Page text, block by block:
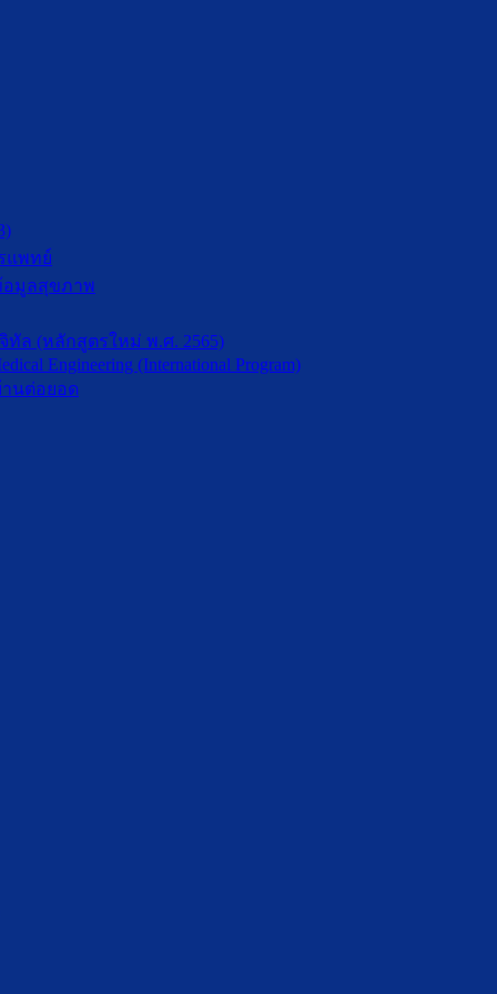
แพทย์
อมูลสุขภาพ
ล (หลักสูตรใหม่ พ.ศ. 2565)
Engineering (International Program)
นต่อยอด